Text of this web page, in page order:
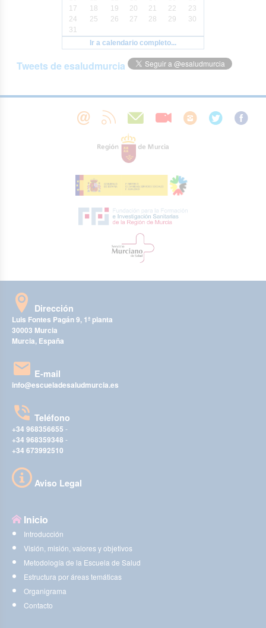
17
18 19 20 21 22
23
24
25 26 27 28 29
30
31
Ir a calendario completo...
Tweets de esaludmurcia
Dirección
Luis Fontes Pagán 9, 1ª planta
30003 Murcia
Murcia, España
E-mail
info@escueladesaludmurcia.es
Teléfono
+34 968356655 -
+34 968359348 -
+34 673992510
Aviso Legal
Inicio
Introducción
Visión, misión, valores y objetivos
Metodología de la Escuela de Salud
Estructura por áreas temáticas
Organigrama
Contacto